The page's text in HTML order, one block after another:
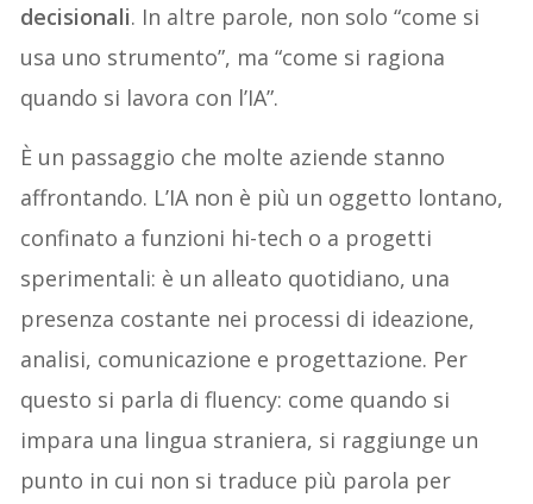
decisionali. In altre parole, non solo “come si
usa uno strumento”, ma “come si ragiona
quando si lavora con l’IA”.
È un passaggio che molte aziende stanno
affrontando. L’IA non è più un oggetto lontano,
confinato a funzioni hi-tech o a progetti
sperimentali: è un alleato quotidiano, una
presenza costante nei processi di ideazione,
analisi, comunicazione e progettazione. Per
questo si parla di fluency: come quando si
impara una lingua straniera, si raggiunge un
punto in cui non si traduce più parola per